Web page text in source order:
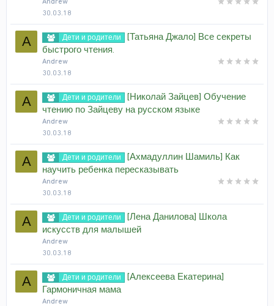
30.03.18
A Дети и родители
[Татьяна Джало] Все секреты
быстрого чтения.
Andrew
30.03.18
A Дети и родители
[Николай Зайцев] Обучение
чтению по Зайцеву на русском языке
Andrew
30.03.18
A Дети и родители
[Ахмадуллин Шамиль] Как
научить ребенка пересказывать
Andrew
30.03.18
A Дети и родители
[Лена Данилова] Школа
искусств для малышей
Andrew
30.03.18
A Дети и родители
[Алексеева Екатерина]
Гармоничная мама
Andrew